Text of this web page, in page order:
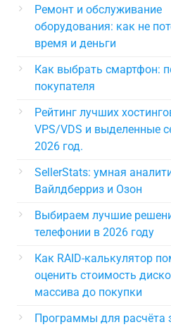
Ремонт и обслуживание
оборудования: как не
время и деньги
Как выбрать смартфон:
покупателя
Рейтинг лучших
VPS/VDS и выделенные
2026 год.
SellerStats: умная
Вайлдберриз и Озон
Выбираем лучшие
телефонии в 2026 году
Как RAID-калькулятор
оценить стоимость
массива до покупки
Программы для расчёта